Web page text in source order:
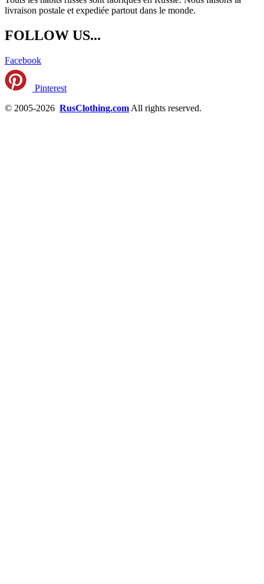
livraison postale et expediée partout dans le monde.
FOLLOW US...
Facebook
Pinterest
© 2005-2026 RusClothing.com All rights reserved.